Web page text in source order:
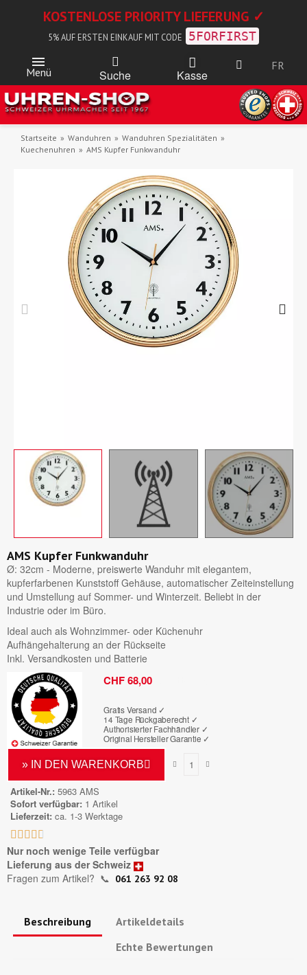
KOSTENLOSE PRIORITY LIEFERUNG ✓
5% AUF ERSTEN EINKAUF MIT CODE 5FORFIRST
Menü Suche Kasse
FR
Startseite Wanduhren
Wanduhren Spezialitäten
Kuechenuhren
AMS Kupfer Funkwanduhr
AMS Kupfer Funkwanduhr
Ø: 32cm - Moderne, preiswerte Wanduhr mit elegantem,
kupferfarbenen Kunststoff Gehäuse, automatischer Zeiteinstellung
und Umstellung auf Sommer- und Winterzeit. Beliebt in der
Industrie oder im Büro.
Ideal auch als Wohnzimmer- oder Küchenuhr
Aufhängehalterung an der Rückseite
Inkl. Versandkosten und Batterie
CHF 68,00
Gratis Versand ✓
14 Tage Rückgaberecht ✓
Authorisierter Fachhändler ✓
Original Hersteller Garantie ✓
» IN DEN WARENKORB
Artikel-Nr. 5963 AMS
Sofort verfügbar 1 Artikel
Lieferzeit ca. 1-3 Werktage
    
Nur noch wenige Teile verfügbar
Lieferung aus der Schweiz
Fragen zum Artikel? 📞 061 263 92 08
Beschreibung
Artikeldetails
Echte Bewertungen